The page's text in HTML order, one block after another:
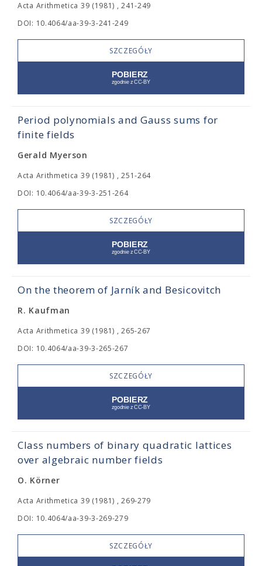
Acta Arithmetica 39 (1981) , 241-249
DOI: 10.4064/aa-39-3-241-249
SZCZEGÓŁY
Period polynomials and Gauss sums for
finite fields
Gerald Myerson
Acta Arithmetica 39 (1981) , 251-264
DOI: 10.4064/aa-39-3-251-264
SZCZEGÓŁY
On the theorem of Jarník and Besicovitch
R. Kaufman
Acta Arithmetica 39 (1981) , 265-267
DOI: 10.4064/aa-39-3-265-267
SZCZEGÓŁY
Class numbers of binary quadratic lattices
over algebraic number fields
O. Körner
Acta Arithmetica 39 (1981) , 269-279
DOI: 10.4064/aa-39-3-269-279
SZCZEGÓŁY